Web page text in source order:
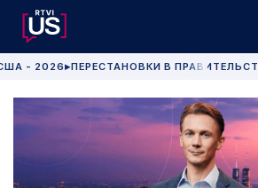
- 2026 ▶ПЕРЕСТАНОВКИ В